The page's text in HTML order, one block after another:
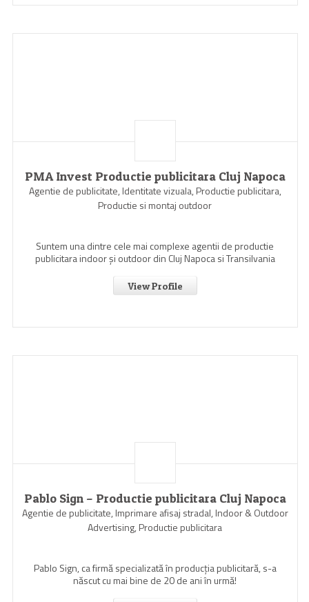
PMA Invest Productie publicitara Cluj Napoca
Agentie de publicitate, Identitate vizuala, Productie publicitara,
Productie si montaj outdoor
Suntem una dintre cele mai complexe agentii de productie
publicitara indoor şi outdoor din Cluj Napoca si Transilvania
View Profile
Pablo Sign – Productie publicitara Cluj Napoca
Agentie de publicitate, Imprimare afisaj stradal, Indoor & Outdoor
Advertising, Productie publicitara
Pablo Sign, ca firmă specializată în producția publicitară, s-a
născut cu mai bine de 20 de ani în urmă!